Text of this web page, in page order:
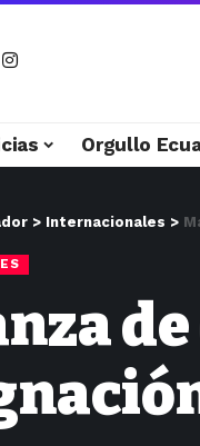
Orgullo
> Internacionales >